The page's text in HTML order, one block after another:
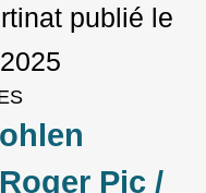
publié le
Pic /